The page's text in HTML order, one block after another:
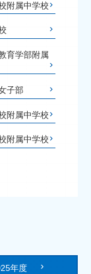
附属中学校
育学部附属
子部
附属中学校
附属中学校
年度